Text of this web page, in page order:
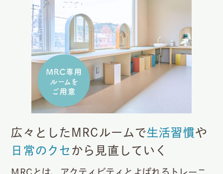
広々としたMRCルームで生活習慣や
日常のクセ から見直していく
MRCとは、アクティビティとよばれるトレーニ